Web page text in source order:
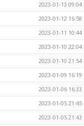
2023-01-13 09:04
2023-01-12 16:58
2023-01-11 10:44
2023-01-10 22:04
2023-01-10 21:54
2023-01-09 16:19
2023-01-06 16:33
2023-01-05 21:45
2023-01-05 21:43